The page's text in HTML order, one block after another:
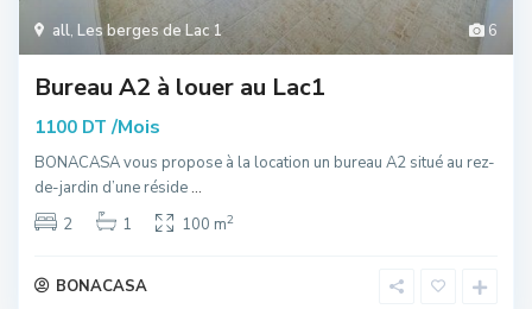
6
all, Les berges de Lac 1
Bureau A2 à louer au Lac1
1100 DT /Mois
BONACASA vous propose à la location un bureau A2 situé au rez-
de-jardin d’une réside...
2
1 100 m2
BONACASA